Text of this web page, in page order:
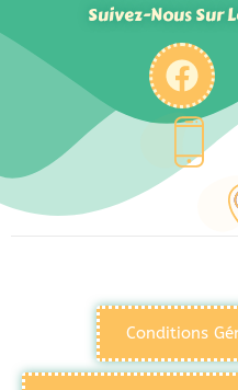
Suivez-Nous Sur
Conditions